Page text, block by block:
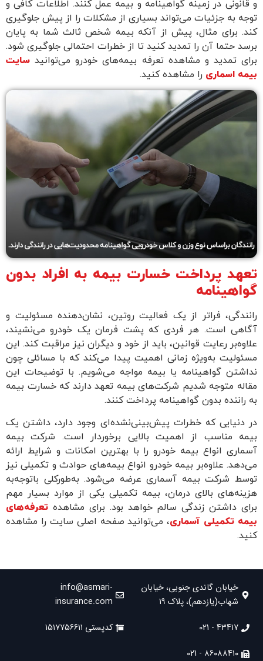
و قانونی در زمینه گواهینامه و بیمه عمل کنند. اطلاعات کافی و
توجه به جزئیات می‌تواند بسیاری از مشکلات را از پیش جلوگیری
کند. برای مثال، پیش از آنکه بیمه شخص ثالث شما به پایان
برسد حتما آن را تمدید کنید تا از خطرات احتمالی جلوگیری شود.
برای تمدید و مشاهده تعرفه بیمه‌های خودرو می‌توانید سایت
بیمه اسماری را مشاهده کنید.
تعهد پرداخت خسارت بیمه به افراد بدون
گواهینامه
رانندگی، فراتر از یک فعالیت روتین، نشان‌دهنده‌ مسئولیت و
آگاهی است. هر فردی که پشت فرمان یک خودرو می‌نشیند،
علاوه‌بر رعایت قوانین، باید از خود و دیگران نیز مراقبت کند. این
مسئولیت به‌ویژه زمانی اهمیت پیدا می‌کند که با مسائلی چون
نداشتن گواهینامه یا بیمه مواجه می‌شویم. با توضیحات این
مقاله متوجه شدیم شرکت‌های بیمه تعهد دارند که خسارت بیمه
به راننده بدون گواهینامه پرداخت کنند.
در دنیایی که خطرات پیش‌بینی‌نشده‌ای وجود دارد، داشتن یک
بیمه مناسب از اهمیت بالایی برخوردار است. شرکت بیمه
آسماری انواع بیمه خودرو را با بهترین امکانات و شرایط ارائه
می‌دهد. علاوه‌بر بیمه خودرو انواع بیمه‌های حوادث و تکمیلی نیز
توسط شرکت بیمه آسماری عرضه می‌شود. به‌طورکلی باتوجه‌به
هزینه‌های بالای درمان، بیمه تکمیلی یکی از موارد بسیار مهم
برای داشتن زندگی سالم خواهد بود. برای مشاهده تعرفه‌های
بیمه تکمیلی آسماری، می‌توانید صفحه اصلی سایت را مشاهده
کنید.
خیابان گاندی جنوبی، خیابان
شهاب(یازدهم)، پلاک ۱۹
۴۳۴۱۷ - 021
۸۶۰۸۸۴۱۰ - 021
info@asmari-
insurance.com
کدپستی ۱۵۱۷۷۵۶۶۱۱